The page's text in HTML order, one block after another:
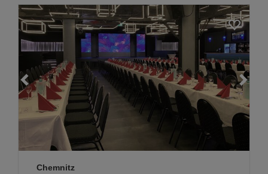
Loading...
Chemnitz